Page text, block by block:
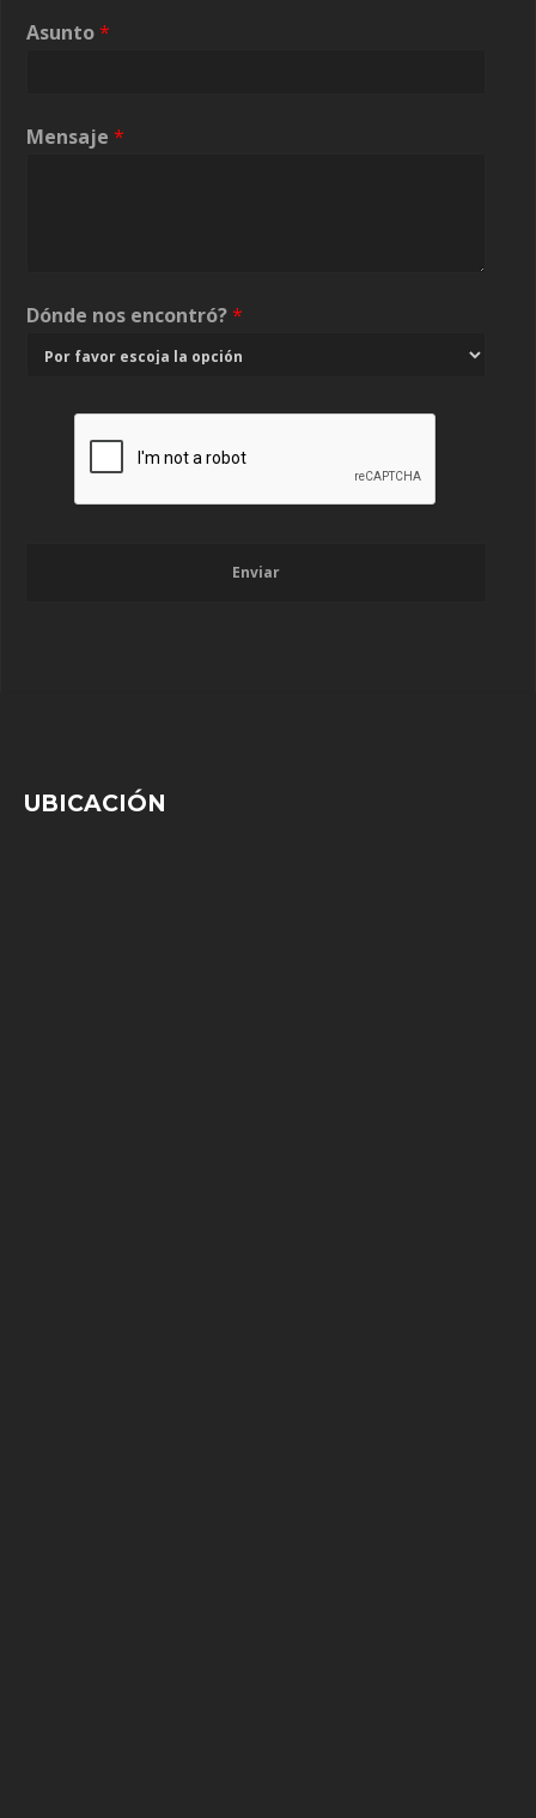
Asunto*
Mensaje *
Dónde nos encontró?*
Enviar
UBICACIÓN